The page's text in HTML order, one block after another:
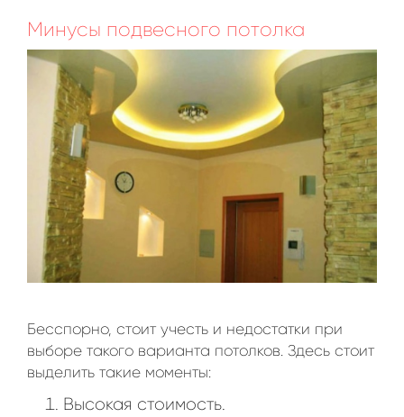
Минусы подвесного потолка
Бесспорно, стоит учесть и недостатки при
выборе такого варианта потолков. Здесь стоит
выделить такие моменты:
Высокая стоимость.